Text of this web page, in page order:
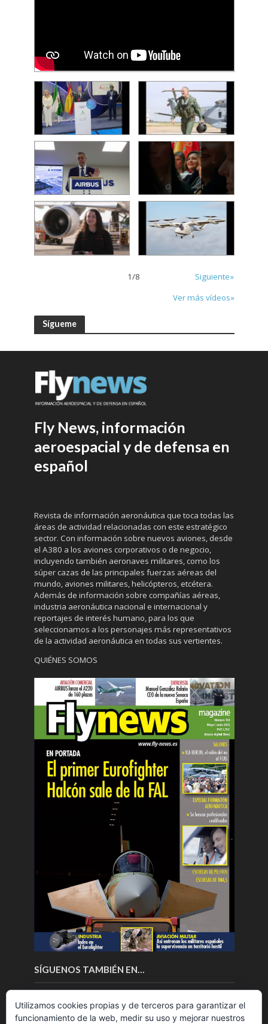
1/8
Siguiente»
Ver más vídeos»
Sígueme
Fly News, información
aeroespacial y de defensa en
español
Revista de información aeronáutica que toca todas las
áreas de actividad relacionadas con este estratégico
sector. Con información sobre nuevos aviones, desde
el A380 a los aviones corporativos o de negocio,
incluyendo también aeronaves militares, como los
súper cazas de las principales fuerzas aéreas del
mundo, aviones militares, helicópteros, etcétera.
Además de información sobre compañías aéreas,
industria aeronáutica nacional e internacional y
reportajes de interés humano, para los que
seleccionamos a los personajes más representativos
de la actividad aeronáutica en todas sus vertientes.
QUIÉNES SOMOS
SÍGUENOS TAMBIÉN EN…
Utilizamos cookies propias y de terceros para garantizar el
funcionamiento de la web, medir su uso y mejorar nuestros